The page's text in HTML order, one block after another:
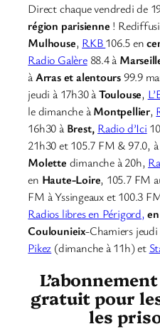
Direct chaque vendredi de
région parisienne !
Mulhouse, RKB106.5 en
Radio Galère88.4 à
àArras et alentours99.9
jeudi à 17h30 àToulouse,
le dimanche àMontpellier,
16h30 à Brest, Radio d’Ici
21h30 et 105.7 FM & 97.0,
Molette dimanche à 20h,
en Haute-Loire, 105.7 FM
FM à Yssingeaux et 100.3
Radios libres en Périgord,
Coulounieix-Chamiers jeudi
Pikez (dimanche à 11h) et
gratuit pour
les